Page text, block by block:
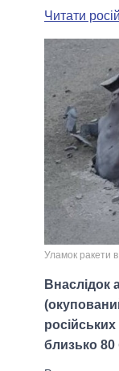
МЕРИ
ВСІ
Читати
Уламок ракети
Внаслідок
близько